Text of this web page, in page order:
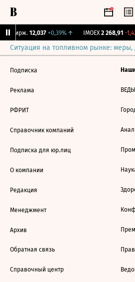
Бирж. 12,037 +0,39%↑ IMOEX 2 268,91 -
Ситуация на топливном рынке: меры,
Подписка
Реклама
РФРИТ
Справочник компаний
Подписка для юр.лиц
О компании
Редакция
Менеджмент
Архив
Обратная связь
Справочный центр
ВЕДЫ